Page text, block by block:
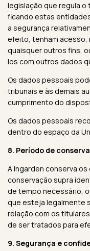
legislação que regula
ficando estas
a segurança
efeito, tenham acesso,
quaisquer outros fins,
los com outros dados
Os dados pessoais
tribunais e às demais
cumprimento do
Os dados pessoais
dentro do espaço da
8. Período de
A Ingarden conserva
conservação supra
de tempo necessário,
que esteja legalmente
relação com os
de ser tratados para
9. Segurança e